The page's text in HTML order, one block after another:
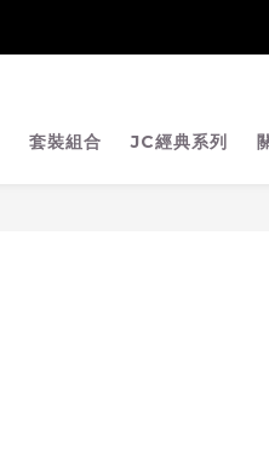
【JaneClare 康膚薈在
套裝組合 JC經典系列